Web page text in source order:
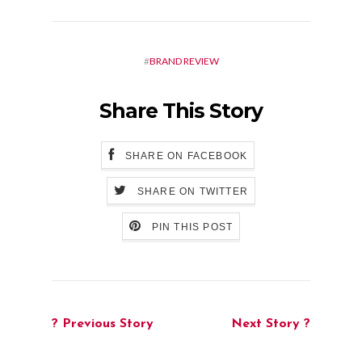
#BRAND REVIEW
Share This Story
SHARE ON FACEBOOK
SHARE ON TWITTER
PIN THIS POST
? Previous Story Next Story ?